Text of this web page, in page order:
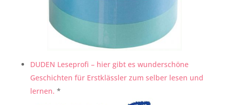
DUDEN Leseprofi – hier gibt es wunderschöne
Geschichten für Erstklässler zum selber lesen und
lernen. *